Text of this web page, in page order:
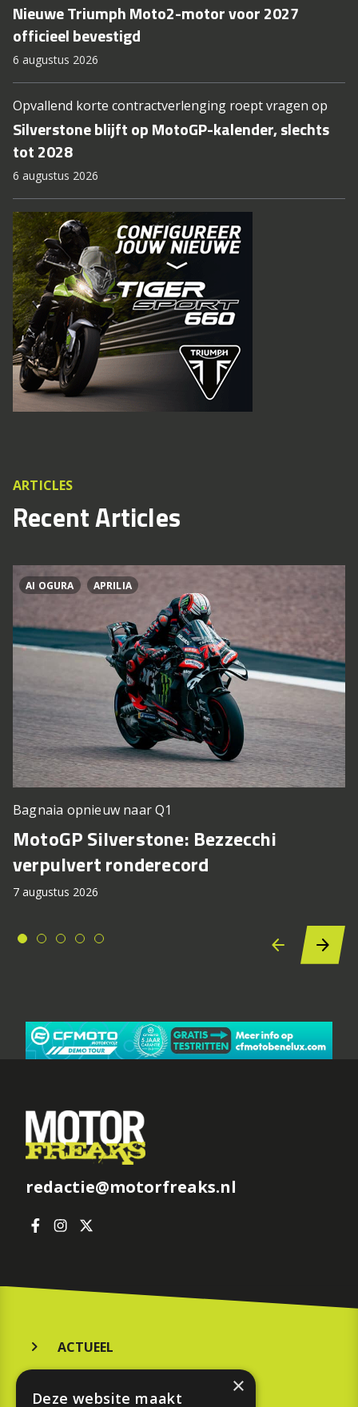
Nieuwe Triumph Moto2-motor voor 2027
officieel bevestigd
6 augustus 2026
Opvallend korte contractverlenging roept vragen op
Silverstone blijft op MotoGP-kalender, slechts
tot 2028
6 augustus 2026
ARTICLES
Recent Articles
AI OGURA APRILIA
Bagnaia opnieuw naar Q1
MotoGP Silverstone: Bezzecchi
verpulvert ronderecord
7 augustus 2026
redactie@motorfreaks.nl
ACTUEEL
×
Deze website maakt